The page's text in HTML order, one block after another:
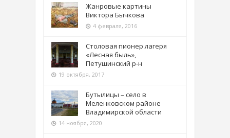
Жанровые картины
Виктора Бычкова
4 февраля, 2016
Столовая пионер лагеря
«Лесная быль»,
Петушинский р-н
19 октября, 2017
Бутылицы – село в
Меленковском районе
Владимирской области
14 ноября, 2020